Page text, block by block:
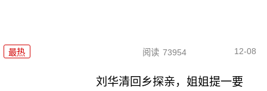
最热 阅读 73954 12-08
刘华清回乡探亲，姐姐提一要